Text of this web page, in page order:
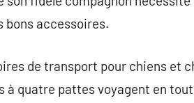
bons accessoires.
de transport pour chiens et
à quatre pattes voyagent en